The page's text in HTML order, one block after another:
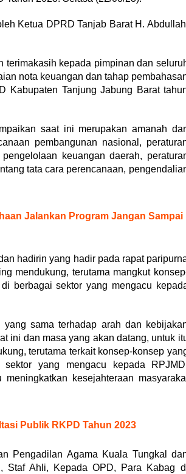
Ketua DPRD Tanjab Barat H.
terimakasih kepada pimpinan dan
nota keuangan dan tahap
Kabupaten Tanjung Jabung Barat
saat ini merupakan amanah
pembangunan nasional,
keuangan daerah,
tata cara perencanaan,
Jalankan Program Jangan Sampai
hadirin yang hadir pada rapat
mendukung, terutama mangkut
berbagai sektor yang mengacu
sama terhadap arah dan
ini dan masa yang akan datang, untuk
terutama terkait konsep-konsep
yang mengacu kepada
kesejahteraan
Publik RKPD Tahun 2023
Pengadilan Agama Kuala Tungkal
Staf Ahli, Kepada OPD, Para Kabag